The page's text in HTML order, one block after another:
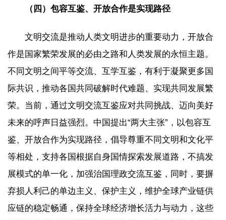
（四）包容互鉴、开放合作是实现路径
文明交流是推动人类文明进步的重要动力，开放合
作是国家繁荣发展的必由之路和人类发展的永恒主题。
不同文明之间平等交流、互学互鉴，有利于凝聚更多国
际共识，推动各国共同破解时代难题、实现共同发展繁
荣。当前，通过文明交流互鉴应对共同挑战、迈向美好
未来的呼声日益强烈。中国提出“两大主张”，以包容互
鉴、开放合作为实现路径，倡导尊重不同文明和文化平
等相处，支持各国根据自身国情探索发展道路，不搞发
展模式的单一化，加强治国理政交流互鉴，同时，要摒
弃损人利己的单边主义、保护主义，维护全球产业链供
应链的稳定畅通，保持全球经济增长活力与动力，这些